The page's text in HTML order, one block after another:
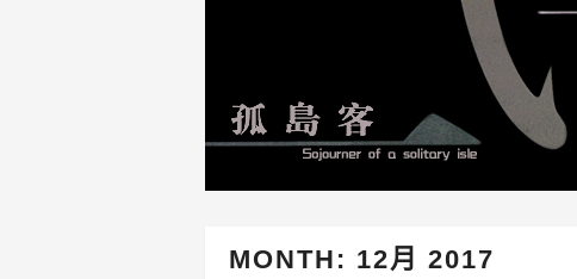
MONTH: 12月 2017